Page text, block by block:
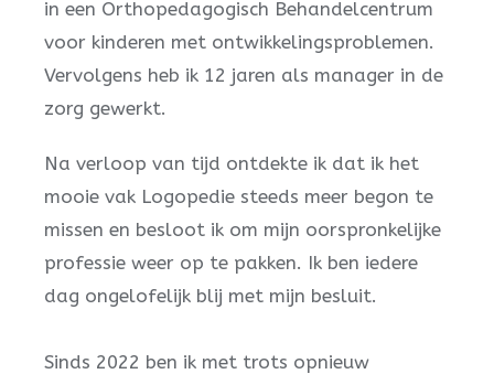
in een Orthopedagogisch Behandelcentrum
voor kinderen met ontwikkelingsproblemen.
Vervolgens heb ik 12 jaren als manager in de
zorg gewerkt.
Na verloop van tijd ontdekte ik dat ik het
mooie vak Logopedie steeds meer begon te
missen en besloot ik om mijn oorspronkelijke
professie weer op te pakken. Ik ben iedere
dag ongelofelijk blij met mijn besluit.
Sinds 2022 ben ik met trots opnieuw